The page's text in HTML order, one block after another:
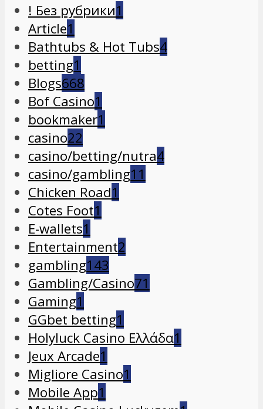
! Без рубрики1
Article1
Bathtubs & Hot Tubs4
betting1
Blogs668
Bof Casino1
bookmaker1
casino22
casino/betting/nutra4
casino/gambling11
Chicken Road1
Cotes Foot1
E-wallets1
Entertainment2
gambling143
Gambling/Casino71
Gaming1
GGbet betting1
Holyluck Casino Ελλάδα1
Jeux Arcade1
Migliore Casino1
Mobile App1